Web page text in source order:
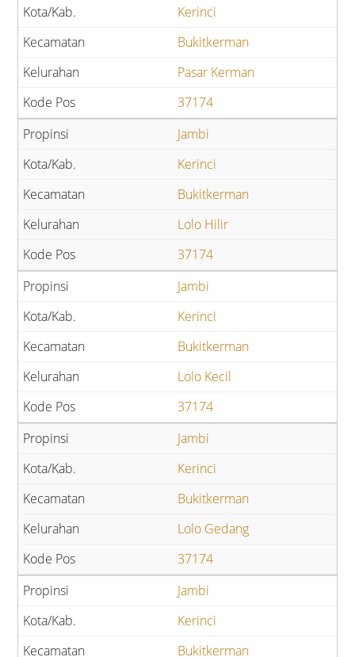
Kerinci
Bukitkerman
Pasar Kerman
37174
Jambi
Kerinci
Bukitkerman
Lolo Hilir
37174
Jambi
Kerinci
Bukitkerman
Lolo Kecil
37174
Jambi
Kerinci
Bukitkerman
Lolo Gedang
37174
Jambi
Kerinci
Bukitkerman